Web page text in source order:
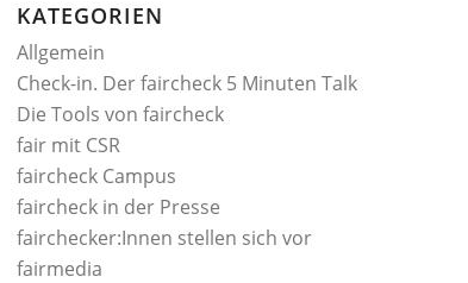
KATEGORIEN
Allgemein
Check-in. Der faircheck 5 Minuten Talk
Die Tools von faircheck
fair mit CSR
faircheck Campus
faircheck in der Presse
fairchecker:Innen stellen sich vor
fairmedia